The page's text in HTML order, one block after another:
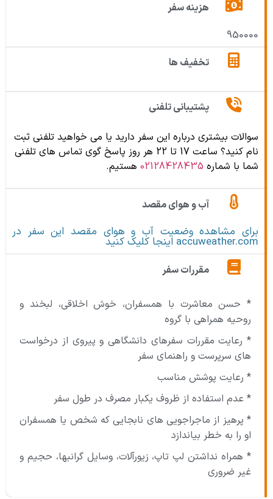
هزینه سفر
950000
تخفیف ها
پشتیبانی تلفنی
سوالات بیشتری درباره این سفر دارید یا می خواهید تلفنی ثبت
نام کنید؟ ساعت 17 تا 22 هر روز پاسخ گوی تماس های تلفنی
شما با شماره 02128428435 هستیم.
آب و هوای مقصد
برای مشاهده وضعیت آب و هوای مقصد این سفر در
accuweather.com اینجا کلیک کنید
مقررات سفر
* حسن معاشرت با همسفران، خوش اخلاقی، لبخند و
روحیه همراهی با گروه
* رعایت مقررات سفرهای دانشگاهی و پیروی از درخواست
های سرپرست و راهنمای سفر
* رعایت پوشش مناسب
* عدم استفاده از ظروف یکبار مصرف در طول سفر
* پرهیز از ماجراجویی های نابجایی که شخص یا همسفران
او را به خطر بیاندازد
* همراه نداشتن لپ تاپ، زیورآلات، وسایل گرانبها، حجیم و
غیر ضروری